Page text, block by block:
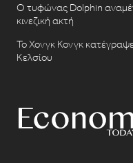
Ο τυφώνας Dolphin
κινεζική ακτή
Το Χονγκ Κονγκ
Κελσίου